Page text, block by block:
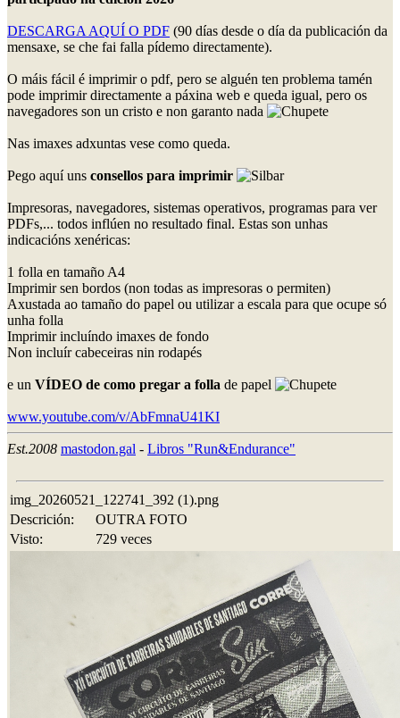
DESCARGA AQUÍ O PDF (90 días desde o día da publicación da
mensaxe, se che fai falla pídemo directamente).
O máis fácil é imprimir o pdf, pero se alguén ten problema tamén
pode imprimir directamente a páxina web e queda igual, pero os
navegadores son un cristo e non garanto nada
Nas imaxes adxuntas vese como queda.
Pego aquí uns consellos para imprimir
Impresoras, navegadores, sistemas operativos, programas para ver
PDFs,... todos inflúen no resultado final. Estas son unhas
indicacións xenéricas:
1 folla en tamaño A4
Imprimir sen bordos (non todas as impresoras o permiten)
Axustada ao tamaño do papel ou utilizar a escala para que ocupe só
unha folla
Imprimir incluíndo imaxes de fondo
Non incluír cabeceiras nin rodapés
e un VÍDEO de como pregar a folla de papel
www.youtube.com/v/AbFmnaU41KI
Est.2008 mastodon.gal - Libros "Run&Endurance"
img_20260521_122741_392 (1).png
Descrición:
OUTRA FOTO
Visto:
729 veces